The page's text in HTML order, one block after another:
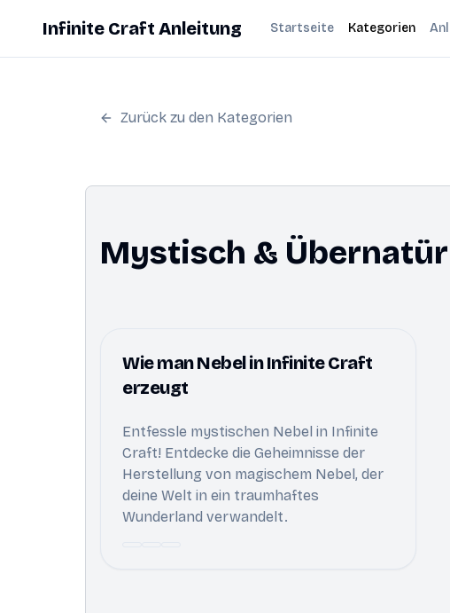
Infinite Craft Anleitung Startseite Kategorien
Zurück zu den Kategorien
Mystisch &
Wie man Nebel in Infinite Craft
erzeugt
Entfessle mystischen Nebel in Infinite
Craft! Entdecke die Geheimnisse der
Herstellung von magischem Nebel, der
deine Welt in ein traumhaftes
Wunderland verwandelt.